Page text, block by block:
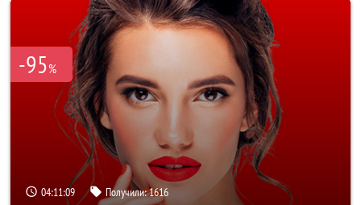
-95%
04:11:07 Получили:1616